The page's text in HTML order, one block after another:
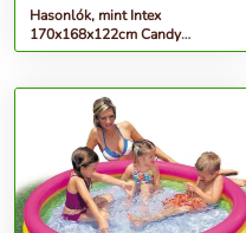
Hasonlók, mint Intex
170x168x122cm Candy
felfújható Medence (57144NP) -